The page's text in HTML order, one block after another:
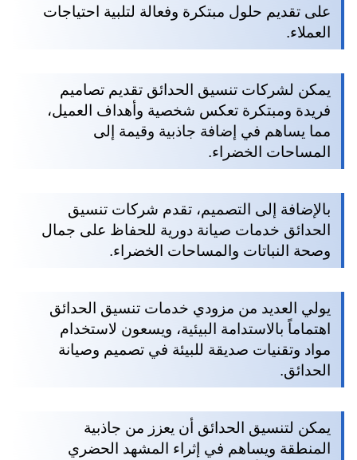
على تقديم حلول مبتكرة وفعالة لتلبية احتياجات
العملاء.
يمكن لشركات تنسيق الحدائق تقديم تصاميم
فريدة ومبتكرة تعكس شخصية وأهداف العميل،
مما يساهم في إضافة جاذبية وقيمة إلى
المساحات الخضراء.
بالإضافة إلى التصميم، تقدم شركات تنسيق
الحدائق خدمات صيانة دورية للحفاظ على جمال
وصحة النباتات والمساحات الخضراء.
يولي العديد من مزودي خدمات تنسيق الحدائق
اهتماماً بالاستدامة البيئية، ويسعون لاستخدام
مواد وتقنيات صديقة للبيئة في تصميم وصيانة
الحدائق.
يمكن لتنسيق الحدائق أن يعزز من جاذبية
المنطقة ويساهم في إثراء المشهد الحضري